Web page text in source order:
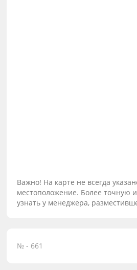
Важно! На карте не всегда
местоположение. Более
узнать у менеджера,
№ - 661